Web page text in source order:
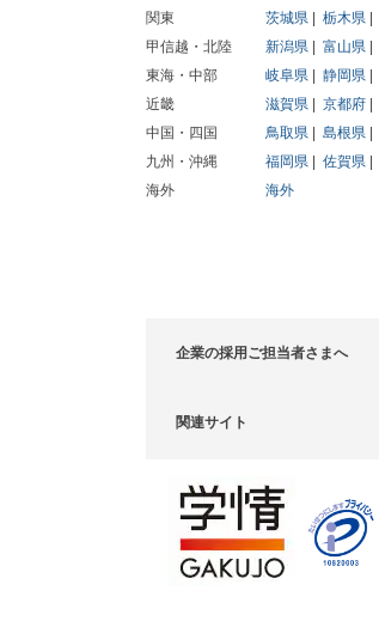
関東
茨城県 栃木県
甲信越・北陸
新潟県 富山県
東海・中部
岐阜県 静岡県
近畿
滋賀県 京都府
中国・四国
鳥取県 島根県
九州・沖縄
福岡県 佐賀県
海外
海外
企業の採用ご担当者さまへ
関連サイト